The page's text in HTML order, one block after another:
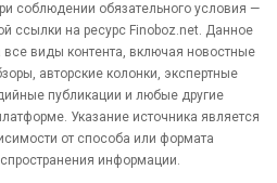
соблюдении обязательного условия —
ссылки на ресурс Finoboz.net. Данное
все виды контента, включая новостные
авторские колонки, экспертные
публикации и любые другие
Указание источника является
от способа или формата
информации.